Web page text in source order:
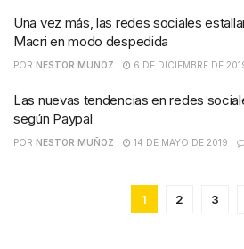
Una vez más, las redes sociales
Macri en modo despedida
POR NESTOR MUÑOZ 6 DE DICIEMBRE DE
Las nuevas tendencias en redes
según Paypal
POR NESTOR MUÑOZ 14 DE MAYO DE 2019
1 2 3